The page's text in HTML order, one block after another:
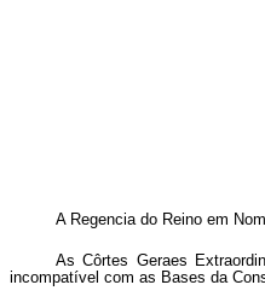
A Regencia do Reino em
As Côrtes Geraes
incompatível com as Bases da